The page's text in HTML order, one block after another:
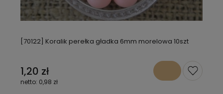
[70122] Koralik perełka gładka 6mm morelowa 10szt
1,20 zł
0,98 zł